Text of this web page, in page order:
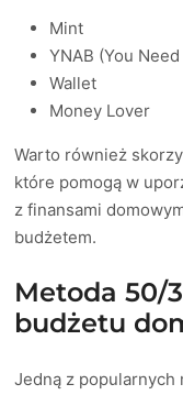
Mint
YNAB (You
Wallet
Money Lover
Warto również
które pomogą w
z finansami
budżetem.
Metoda 50/
budżetu
Jedną z popularnych